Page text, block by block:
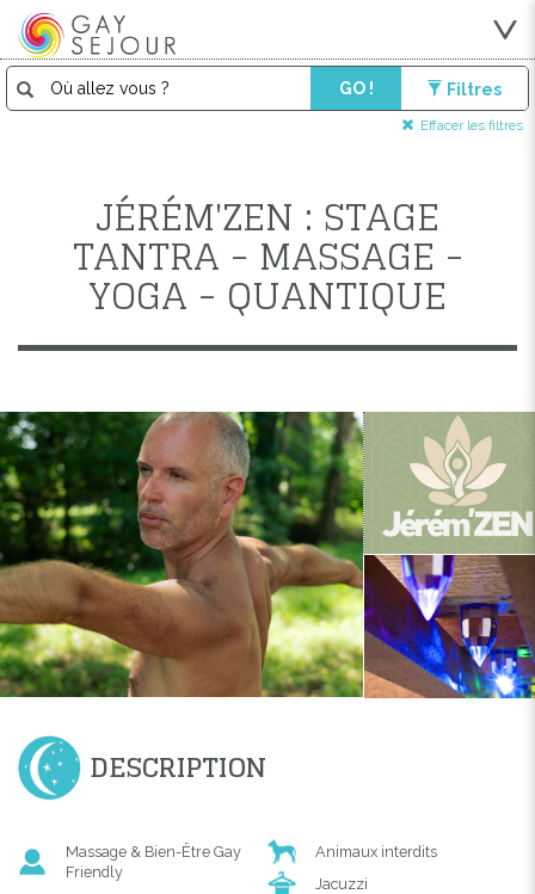
GO ! Filtres
Effacer les filtres
JÉRÉM'ZEN : STAGE
TANTRA - MASSAGE -
YOGA - QUANTIQUE
DESCRIPTION
Massage & Bien-Être Gay
Friendly
Animaux interdits
Jacuzzi